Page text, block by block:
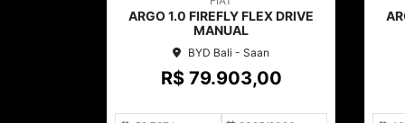
lhe
ARGO 1.0 FIREFLY FLEX DRIVE
MANUAL
BYD Bali - Saan
R$ 79.903,00
lhe